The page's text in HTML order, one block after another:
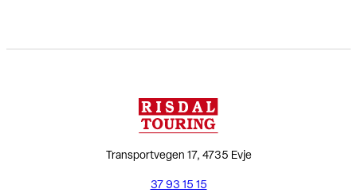
Transportvegen 17, 4735 Evje
37 93 15 15